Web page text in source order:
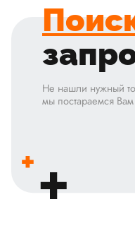
Не нашли нужный
мы постараемся